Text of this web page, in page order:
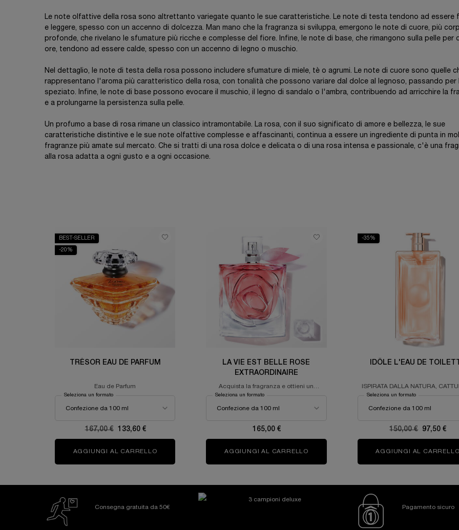
Le note olfattive della rosa sono altrettanto variegate quanto le sue caratteristiche. Le note di testa tendono ad essere
e leggere, spesso con un accenno di dolcezza. Man mano che la fragranza si sviluppa, emergono le note di cuore, più
profonde, che rivelano le sfumature più ricche e complesse del fiore. Infine, le note di base, che rimangono sulla pelle per
ore, tendono ad essere calde, spesso con un accenno di legno o muschio.
Nel dettaglio, le note di testa della rosa possono includere sfumature di miele, tè o agrumi. Le note di cuore sono quelle
rappresentano l'aroma più caratteristico della rosa, con tonalità che possono variare dal dolce al legnoso, passando per
speziato. Infine, le note di base possono evocare il muschio, il legno di sandalo o l'ambra, contribuendo ad arricchire la
e a prolungarne la persistenza sulla pelle.
Un profumo a base di rosa rimane un classico intramontabile. La rosa, con il suo significato di amore e bellezza, le sue
caratteristiche distintive e le sue note olfattive complesse e affascinanti, continua a essere un ingrediente di punta in
fragranze più amate sul mercato. Che si tratti di una rosa dolce e delicata o di una rosa intensa e passionale, c'è una
alla rosa adatta a ogni gusto e a ogni occasione.
BEST-SELLER
-20%
TRÉSOR EAU DE PARFUM
Eau de Parfum
Seleziona un formato
Old price
167,00 € New price
133,60 €
AGGIUNGI AL CARRELLO TRÉSOR EAU DE PARFUM
LA VIE EST BELLE ROSE
EXTRAORDINAIRE
Acquista la fragranza e ottieni un
campione di prova in omaggio
Seleziona un formato
165,00 €
AGGIUNGI AL CARRELLO LA VIE EST BELLE ROSE EXTRAORDINAIRE
-35%
IDÔLE L'EAU DE
ISPIRATA DALLA NATURA,
DALLA SCIENZA
Seleziona un formato
Old price
150,00 € New price
97,50 €
AGGIUNGI AL CARRELLO
Consegna gratuita da 50€
3 campioni deluxe
Pagamento sicuro